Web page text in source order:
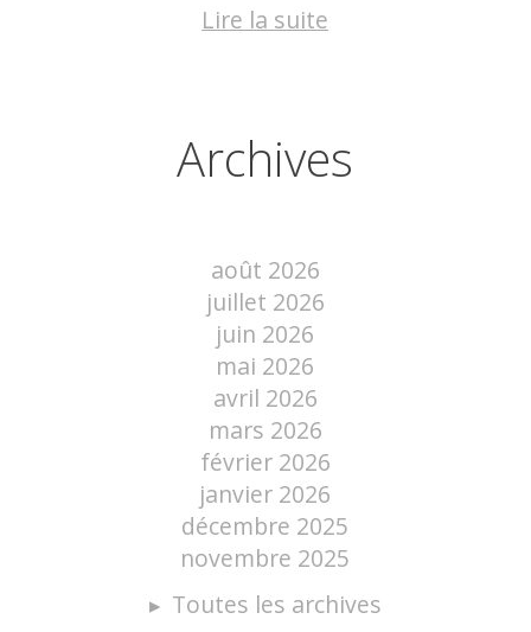
Lire la suite
Archives
août 2026
juillet 2026
juin 2026
mai 2026
avril 2026
mars 2026
février 2026
janvier 2026
décembre 2025
novembre 2025
Toutes les archives